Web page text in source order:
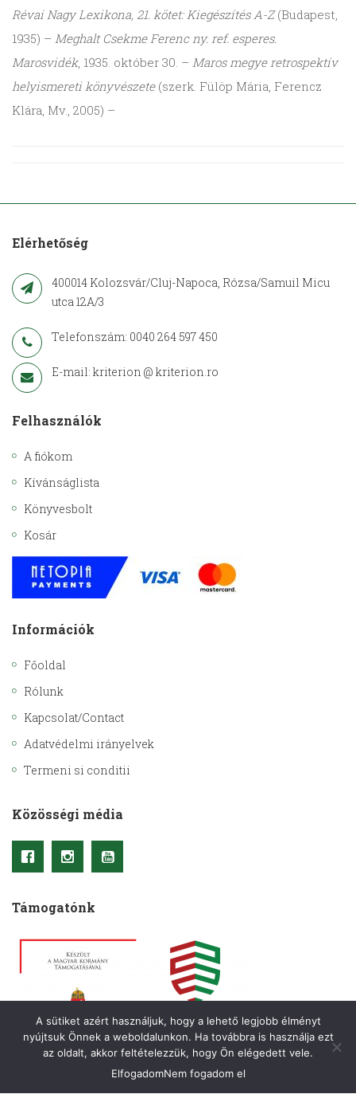
Révai Nagy Lexikona, 21. kötet: Kiegészítés A-Z(Budapest,
1935) – Meghalt Csekme Ferenc ny. ref. esperes.
Marosvidék, 1935. október 30. – Maros megye retrospektív
helyismereti könyvészete(szerk. Fülöp Mária, Ferencz
Klára, Mv., 2005) –
Elérhetőség
400014 Kolozsvár/Cluj-Napoca, Rózsa/Samuil Micu
utca 12A/3
Telefonszám: 0040 264 597 450
E-mail: kriterion @ kriterion.ro
Felhasználók
A fiókom
Kívánságlista
Könyvesbolt
Kosár
Információk
Főoldal
Rólunk
Kapcsolat/Contact
Adatvédelmi irányelvek
Termeni si conditii
Közösségi média
Támogatónk
A sütiket azért használjuk, hogy a lehető legjobb élményt
nyújtsuk Önnek a weboldalunkon. Ha továbbra is használja ezt
az oldalt, akkor feltételezzük, hogy Ön elégedett vele.
ElfogadomNem fogadom el